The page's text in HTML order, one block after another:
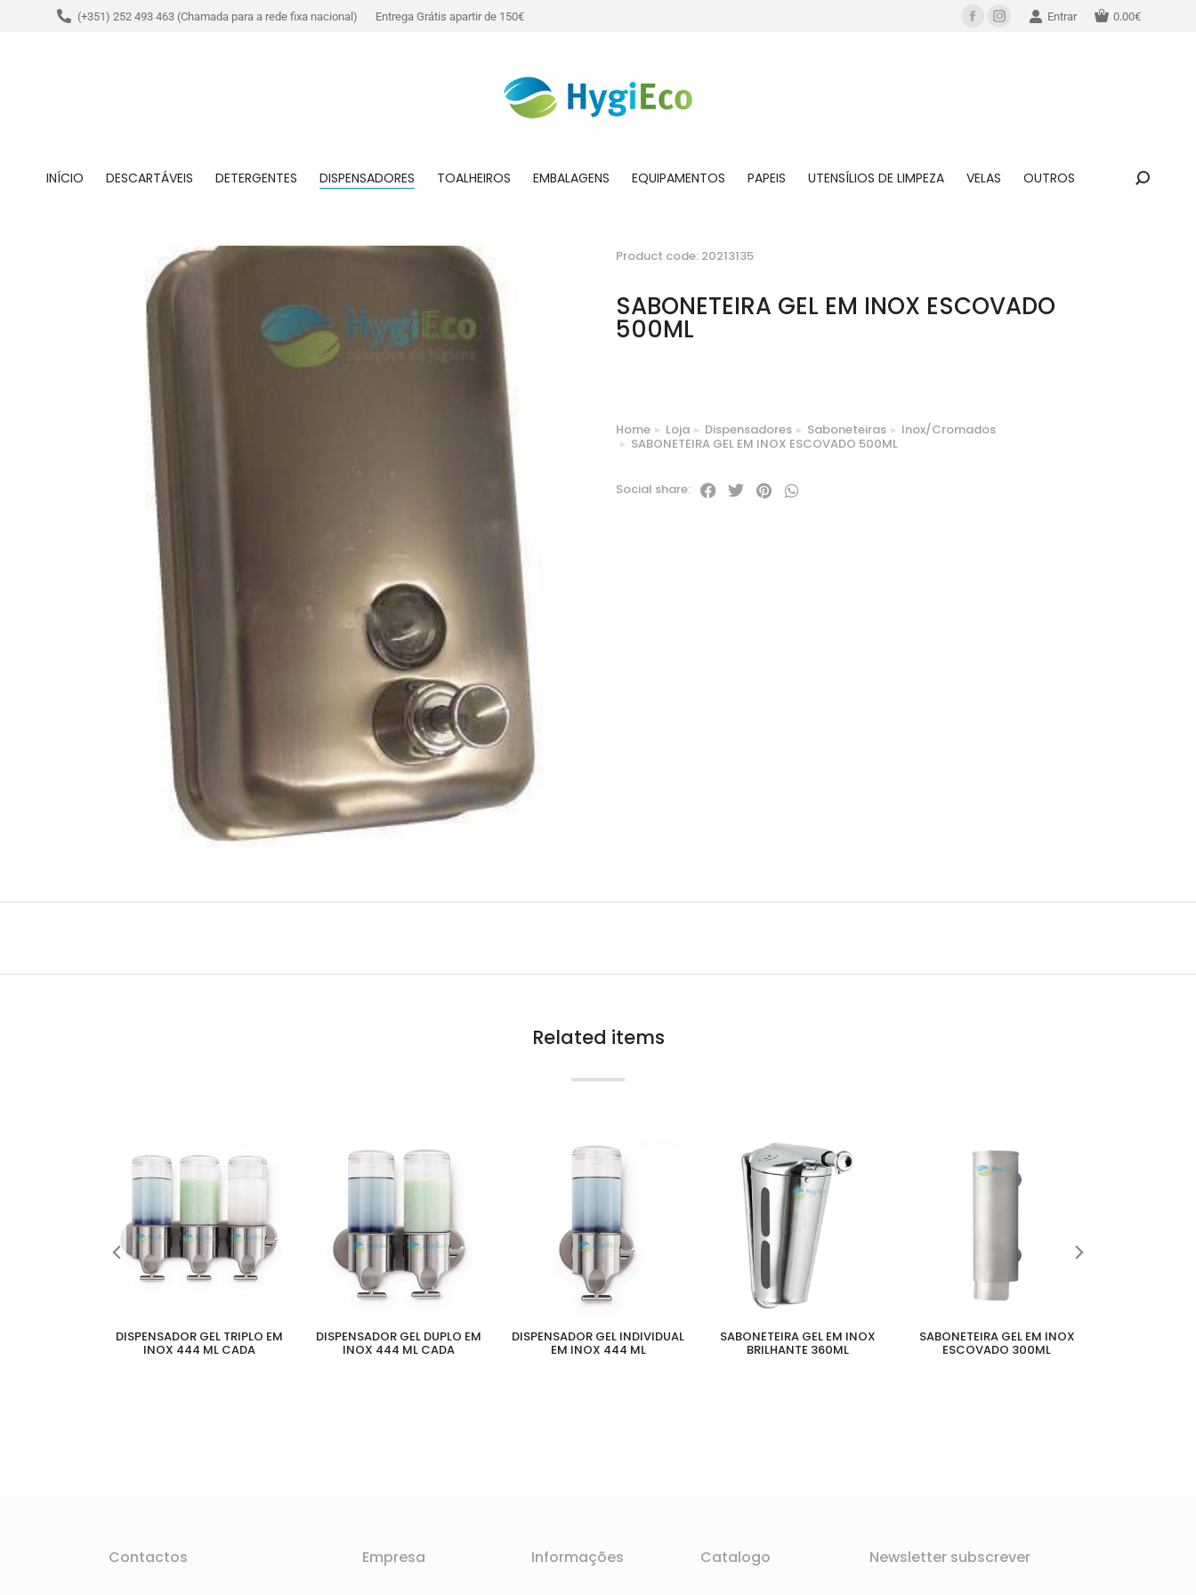
(+351) 252 493 463 (Chamada para a rede fixa nacional) Entrega Grátis apartir de 150€ Entrar 0.00€
INÍCIO DESCARTÁVEIS DETERGENTES DISPENSADORES TOALHEIROS EMBALAGENS EQUIPAMENTOS PAPEIS UTENSÍLIOS DE LIMPEZA VELAS OUTROS
Product code: 20213135
SABONETEIRA GEL EM INOX ESCOVADO
500ML
You are here:
Home Loja Dispensadores Saboneteiras
Inox/Cromados
SABONETEIRA GEL EM INOX ESCOVADO 500ML
Social share:
Related items
DISPENSADOR GEL TRIPLO EM
INOX 444 ML CADA
DISPENSADOR GEL DUPLO EM
INOX 444 ML CADA
DISPENSADOR GEL INDIVIDUAL
EM INOX 444 ML
SABONETEIRA GEL EM INOX
BRILHANTE 360ML
SABONETEIRA GEL EM INOX
ESCOVADO 300ML
Contactos Empresa Informações Catalogo Newsletter subscrever